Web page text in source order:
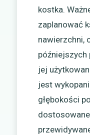
kostka.
zaplanować
nawierzchni,
późniejszych
jej
jest
głębokości